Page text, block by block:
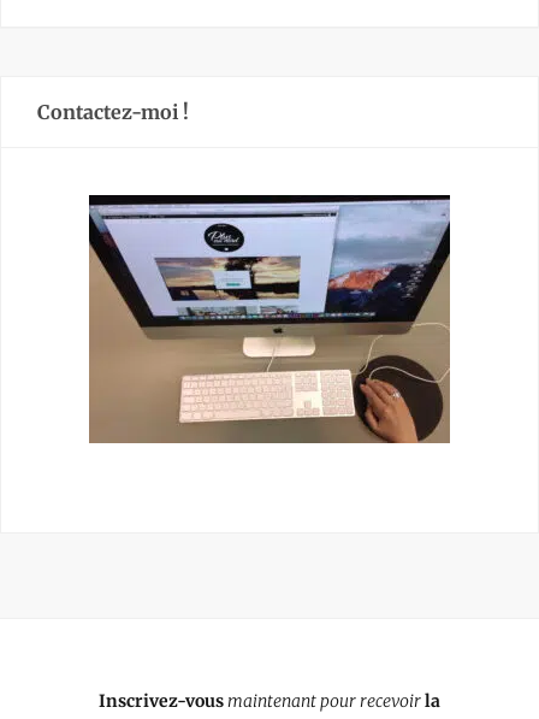
Contactez-moi !
Inscrivez-vousmaintenant pour recevoirla